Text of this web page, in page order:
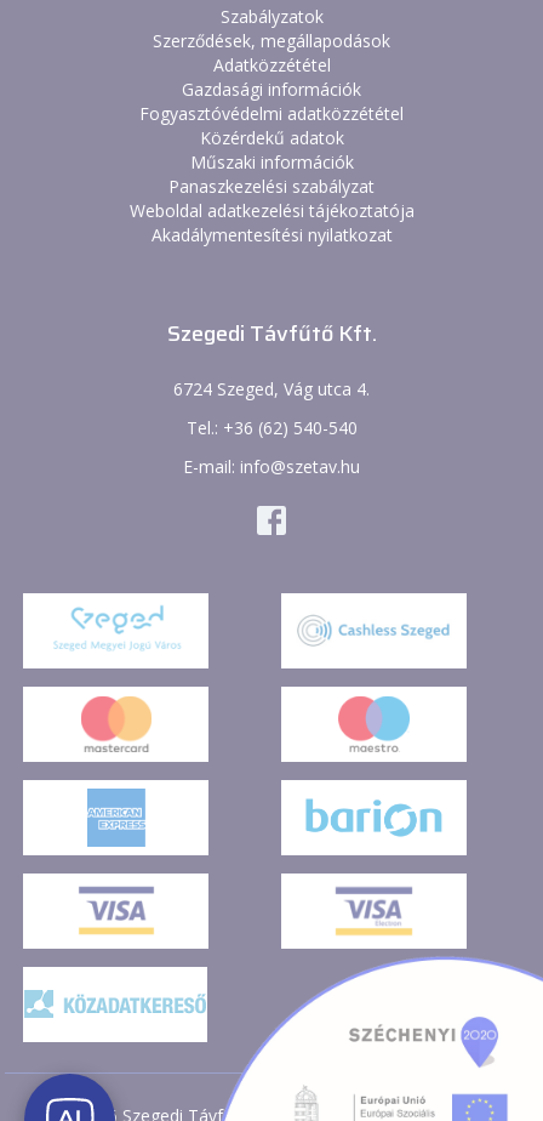
Szabályzatok
Szerződések, megállapodások
Adatközzététel
Gazdasági információk
Fogyasztóvédelmi adatközzététel
Közérdekű adatok
Műszaki információk
Panaszkezelési szabályzat
Weboldal adatkezelési tájékoztatója
Akadálymentesítési nyilatkozat
Szegedi Távfűtő Kft.
6724 Szeged, Vág utca 4.
Tel.: +36 (62) 540-540
E-mail: info@szetav.hu
2026 Szegedi Távfűtő Kft. Minden jog fenntartva!